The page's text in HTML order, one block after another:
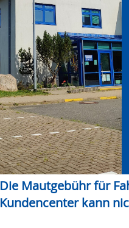
Die Mautgebühr für
Kundencenter kann